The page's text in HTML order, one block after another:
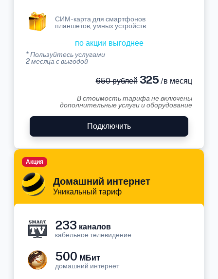
СИМ-карта для смартфонов
планшетов, умных устройств
по акции выгоднее
* Пользуйтесь услугами
2 месяца с выгодой
650 рублей325 /в месяц
В стоимость тарифа не включены
дополнительные услуги и оборудование
Подключить
Домашний интернет
Уникальный тариф
Акция
233 каналов
кабельное телевидение
500 МБит
домашний интернет